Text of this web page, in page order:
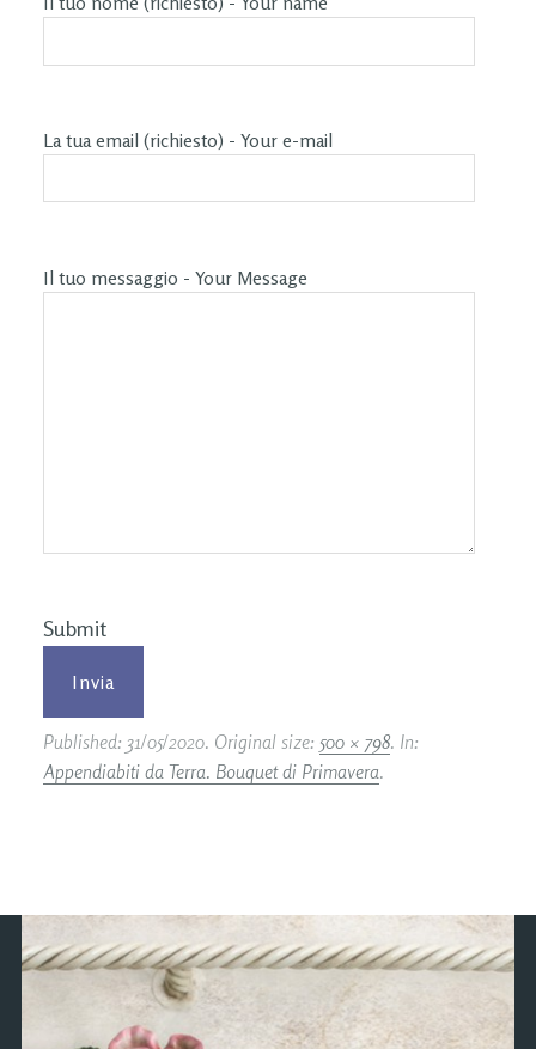
La tua email (richiesto) - Your e-mail
Il tuo messaggio - Your Message
Submit
Published: 31/05/2020. Original size: 500 × 798. In:
Appendiabiti da Terra. Bouquet di Primavera.